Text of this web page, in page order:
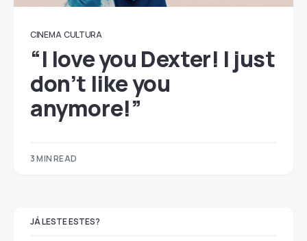
CINEMA CULTURA
“I love you Dexter! I just
don’t like you
anymore!”
3 MIN READ
JÁ LESTE ESTES?